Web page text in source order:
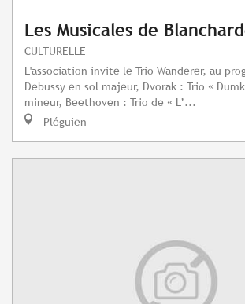
Les Musicales de
CULTURELLE
L'association invite le Trio Wanderer, au
Debussy en sol majeur, Dvorak : Trio «
mineur, Beethoven : Trio de « L’...
Pléguien